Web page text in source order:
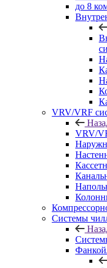
до 8
VRV/VRF
VRV/
Системы